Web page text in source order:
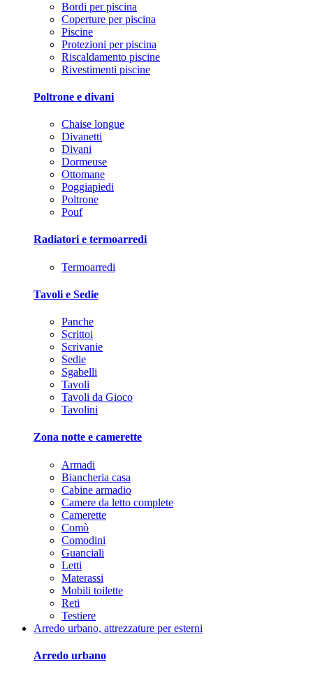
Bordi per piscina
Coperture per piscina
Piscine
Protezioni per piscina
Riscaldamento piscine
Rivestimenti piscine
Poltrone e divani
Chaise longue
Divanetti
Divani
Dormeuse
Ottomane
Poggiapiedi
Poltrone
Pouf
Radiatori e termoarredi
Termoarredi
Tavoli e Sedie
Panche
Scrittoi
Scrivanie
Sedie
Sgabelli
Tavoli
Tavoli da Gioco
Tavolini
Zona notte e camerette
Armadi
Biancheria casa
Cabine armadio
Camere da letto complete
Camerette
Comò
Comodini
Guanciali
Letti
Materassi
Mobili toilette
Reti
Testiere
Arredo urbano, attrezzature per esterni
Arredo urbano